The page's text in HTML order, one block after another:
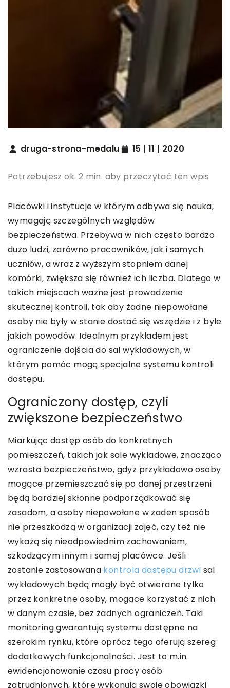
druga-strona-medalu 15 | 11 | 2020
Potrzebujesz ok. 2 min. aby przeczytać ten wpis
Placówki i instytucje w którym odbywa się nauka,
wymagają szczególnych względów
bezpieczeństwa. Przebywa w nich często bardzo
dużo ludzi, zarówno pracowników, jak i samych
uczniów, a wraz z wyższym stopniem danej
komórki, zwiększa się również ich liczba. Dlatego w
takich miejscach ważne jest prowadzenie
skutecznej kontroli, tak aby żadne niepowołane
osoby nie były w stanie dostać się wszędzie i z byle
jakich powodów. Idealnym przykładem jest
ograniczenie dojścia do sal wykładowych, w
którym pomóc mogą specjalne systemu kontroli
dostępu.
Ograniczony dostęp, czyli
zwiększone bezpieczeństwo
Miarkując dostęp osób do konkretnych
pomieszczeń, takich jak sale wykładowe, znacząco
wzrasta bezpieczeństwo, gdyż przykładowo osoby
mogące przemieszczać się po danej przestrzeni
będą bardziej skłonne podporządkować się
zasadom, a osoby niepowołane w żaden sposób
nie przeszkodzą w organizacji zajęć, czy też nie
wykażą się nieodpowiednim zachowaniem,
szkodzącym innym i samej placówce. Jeśli
zostanie zastosowana kontrola dostępu drzwi sal
wykładowych będą mogły być otwierane tylko
przez konkretne osoby, mogące korzystać z nich
w danym czasie, bez żadnych ograniczeń. Taki
monitoring gwarantują systemu dostępne na
szerokim rynku, które oprócz tego oferują szereg
dodatkowych funkcjonalności. Jest to m.in.
ewidencjonowanie czasu pracy osób
zatrudnionych, które wykonują swoje obowiązki